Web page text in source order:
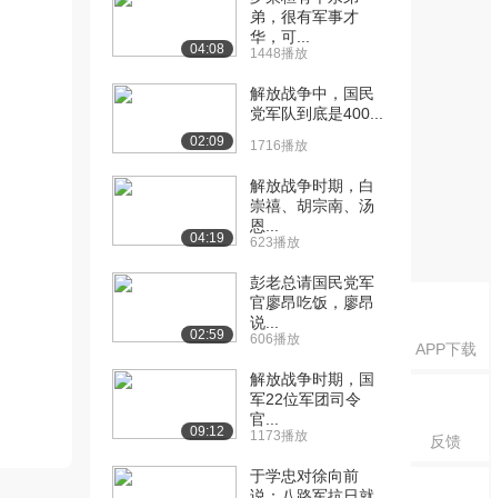
APP下载
反馈
04:08
弟，很有军事才
华，可...
1448播放
02:09
解放战争中，国民
党军队到底是400...
1716播放
04:19
解放战争时期，白
崇禧、胡宗南、汤
恩...
623播放
02:59
彭老总请国民党军
官廖昂吃饭，廖昂
说...
606播放
09:12
解放战争时期，国
军22位军团司令
官...
1173播放
于学忠对徐向前